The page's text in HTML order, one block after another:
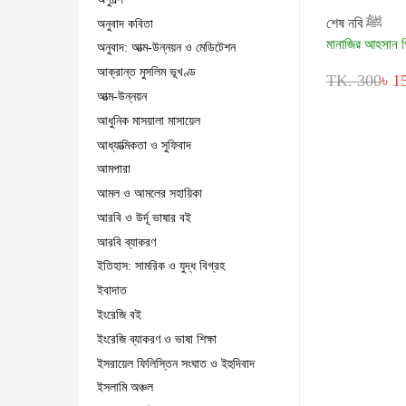
অনুবাদ কবিতা
অনুবাদ: আত্ম-উন্নয়ন ও মেডিটেশন
আক্রান্ত মুসলিম ভূখণ্ড
আত্ম-উন্নয়ন
আধুনিক মাসয়ালা মাসায়েল
আধ্যাত্মিকতা ও সুফিবাদ
আমপারা
আমল ও আমলের সহায়িকা
আরবি ও উর্দূ ভাষার বই
আরবি ব্যাকরণ
ইতিহাস: সামরিক ও যুদ্ধ বিগ্রহ
ইবাদাত
ইংরেজি বই
ইংরেজি ব্যাকরণ ও ভাষা শিক্ষা
ইসরায়েল ফিলিস্তিন সংঘাত ও ইহুদিবাদ
ইসলামি অঞ্চল
শেষ নবি ﷺ
মানাজির আহসান
TK. 300৳